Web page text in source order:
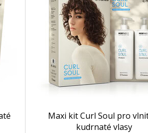
Maxi kit Curl Soul pro
kudrnaté vlasy